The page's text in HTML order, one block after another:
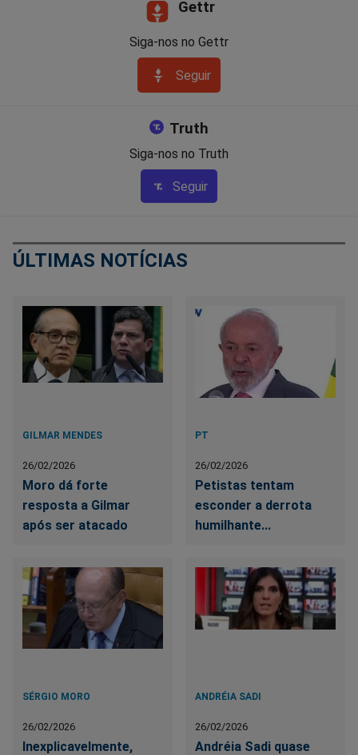
Gettr
Siga-nos no Gettr
Seguir
Truth
Siga-nos no Truth
Seguir
ÚLTIMAS NOTÍCIAS
GILMAR MENDES
26/02/2026
Moro dá forte
resposta a Gilmar
após ser atacado
PT
26/02/2026
Petistas tentam
esconder a derrota
humilhante...
SÉRGIO MORO
26/02/2026
Inexplicavelmente,
ANDRÉIA SADI
26/02/2026
Andréia Sadi quase